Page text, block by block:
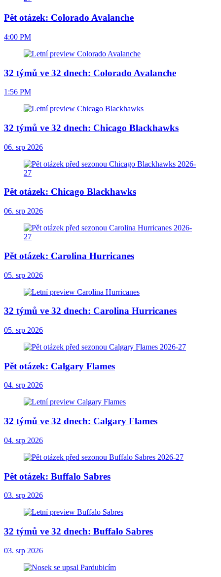
Pět otázek: Colorado Avalanche
4:00 PM
32 týmů ve 32 dnech: Colorado Avalanche
1:56 PM
32 týmů ve 32 dnech: Chicago Blackhawks
06. srp 2026
Pět otázek: Chicago Blackhawks
06. srp 2026
Pět otázek: Carolina Hurricanes
05. srp 2026
32 týmů ve 32 dnech: Carolina Hurricanes
05. srp 2026
Pět otázek: Calgary Flames
04. srp 2026
32 týmů ve 32 dnech: Calgary Flames
04. srp 2026
Pět otázek: Buffalo Sabres
03. srp 2026
32 týmů ve 32 dnech: Buffalo Sabres
03. srp 2026